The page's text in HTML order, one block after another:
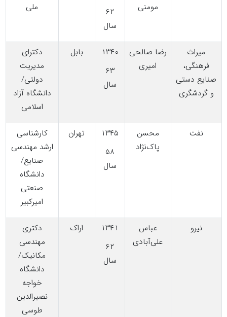
مومنی
۶۲
سال
ملی
میراث
فرهنگی،
صنایع دستی
و گردشگری
رضا صالحی
امیری
۱۳۴۰
۶۳
سال
بابل
دکترای
مدیریت
دولتی/
دانشگاه آزاد
اسلامی
نفت
محسن
پاک‌نژاد
۱۳۴۵
۵۸
سال
تهران
کارشناسی
ارشد مهندسی
صنایع/
دانشگاه
صنعتی
امیرکبیر
نیرو
عباس
علی‌آبادی
۱۳۴۱
۶۲
سال
اراک
دکتری
مهندسی
مکانیک/
دانشگاه
خواجه
نصیرالدین
طوسی